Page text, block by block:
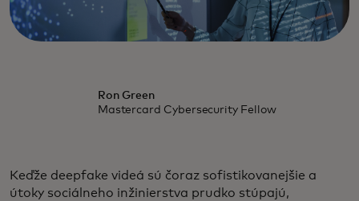
Ron Green
Mastercard Cybersecurity Fellow
Keďže deepfake videá sú čoraz sofistikovanejšie a
útoky sociálneho inžinierstva prudko stúpajú,